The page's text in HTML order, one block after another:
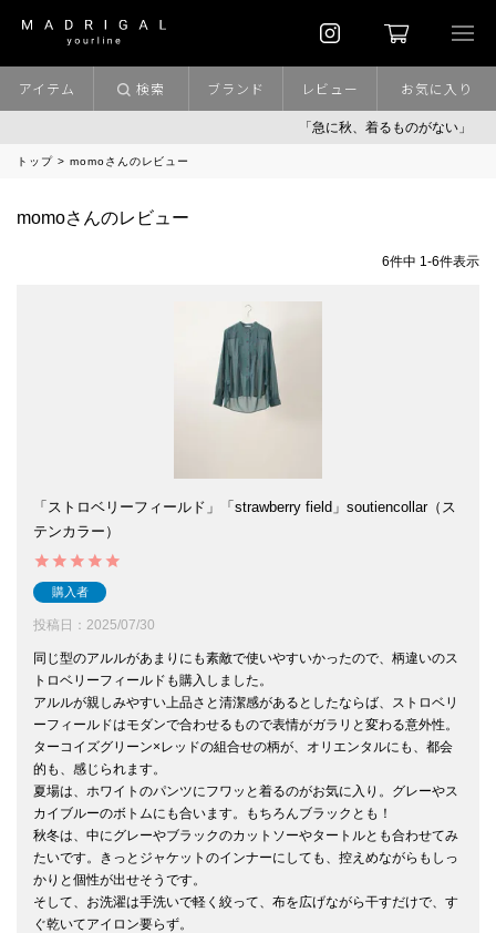
「急に秋、着るものがない」
アイテム 検索 ブランド レビュー お気に入り
トップ momoさんのレビュー
momoさんのレビュー
6件中 1-6件表示
「ストロベリーフィールド」「strawberry field」soutiencollar（ス
テンカラー）
購入者
投稿日 2025/07/30
同じ型のアルルがあまりにも素敵で使いやすいかったので、柄違いのス
トロベリーフィールドも購入しました。
アルルが親しみやすい上品さと清潔感があるとしたならば、ストロベリ
ーフィールドはモダンで合わせるもので表情がガラリと変わる意外性。
ターコイズグリーン×レッドの組合せの柄が、オリエンタルにも、都会
的も、感じられます。
夏場は、ホワイトのパンツにフワッと着るのがお気に入り。グレーやス
カイブルーのボトムにも合います。もちろんブラックとも！
秋冬は、中にグレーやブラックのカットソーやタートルとも合わせてみ
たいです。きっとジャケットのインナーにしても、控えめながらもしっ
かりと個性が出せそうです。
そして、お洗濯は手洗いで軽く絞って、布を広げながら干すだけで、す
ぐ乾いてアイロン要らず。